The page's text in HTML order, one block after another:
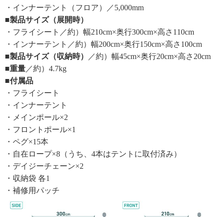
・インナーテント（フロア）／5,000mm
■製品サイズ（展開時）
・フライシート／約）幅210cm×奥行300cm×高さ110cm
・インナーテント／約）幅200cm×奥行150cm×高さ100cm
■製品サイズ（収納時）
／約）幅45cm×奥行20cm×高さ20cm
■重量 ／約）4.7kg
■付属品
・フライシート
・インナーテント
・メインポール×2
・フロントポール×1
・ペグ×15本
・自在ロープ×8（うち、4本はテントに取付済み）
・デイジーチェーン×2
・収納袋 各1
・補修用パッチ